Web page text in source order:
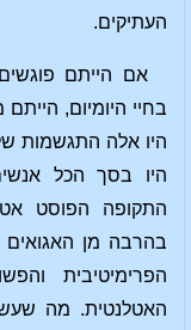
העתיקים.
אם הייתם
בחיי היומיום,
היו אלה התגשמות
היו בסך הכל
התקופה הפוסט
בהרבה מן
הפרימיטיבית
האטלנטית. מה